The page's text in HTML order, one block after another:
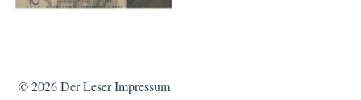
© 2026Der Leser Impressum